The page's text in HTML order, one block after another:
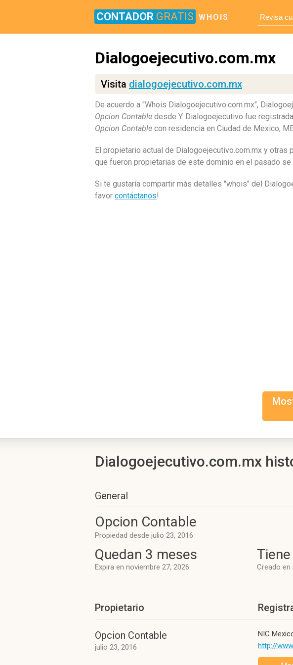
CONTADOR GRATIS WHOIS
Dialogoejecutivo.com.mx
Visita dialogoejecutivo.com.mx
De acuerdo a "Whois Dialogoejecutivo.com.mx",
Opcion Contable desde Y. Dialogoejecutivo fue
Opcion Contable con residencia en Ciudad de Mexico,
El propietario actual de Dialogoejecutivo.com.mx y
que fueron propietarias de este dominio en el pasado se
Si te gustaría compartir más detalles "whois" del
favor contáctanos!
Dialogoejecutivo.com.mx
General
Opcion Contable
Propiedad desde julio 23, 2016
Quedan 3 meses
Expira en noviembre 27, 2026 Creado en
Propietario
Opcion Contable
julio 23, 2016
NIC
http://